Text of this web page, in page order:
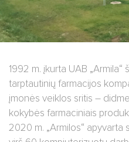
1992 m. įkurta UAB
tarptautinių farmacijos
įmonės veiklos sritis –
kokybės farmaciniais
2020 m. „Armilos“ apyvarta